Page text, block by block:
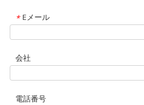
* Eメール
会社
電話番号